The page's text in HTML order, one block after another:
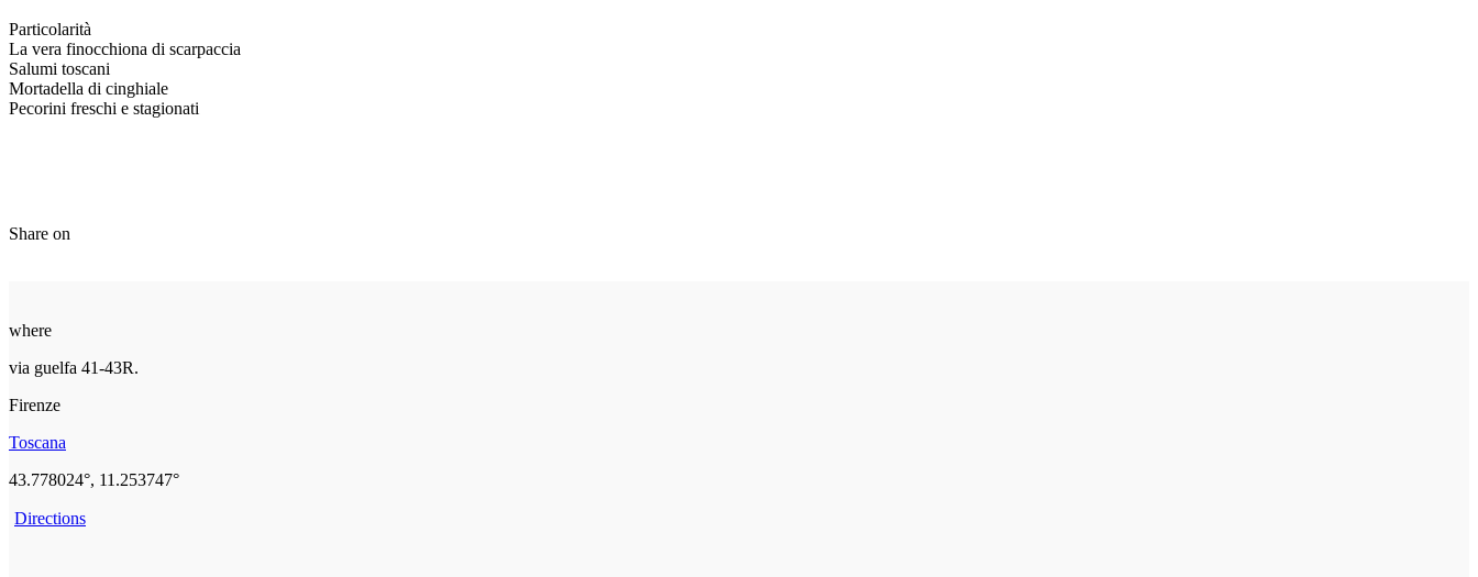
Particolarità
La vera finocchiona di scarpaccia
Salumi toscani
Mortadella di cinghiale
Pecorini freschi e stagionati
Share on
where
via guelfa 41-43R.
Firenze
Toscana
43.778024°, 11.253747°
Directions